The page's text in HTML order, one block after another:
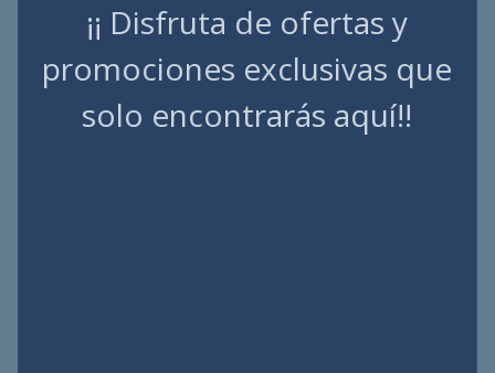
¡¡ Disfruta de ofertas y
promociones exclusivas que
solo encontrarás aquí!!